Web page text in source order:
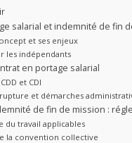
salarial et indemnité de fin
et ses enjeux
les indépendants
en portage salarial
et CDI
et démarches
de fin de mission :
du travail applicables
la convention collective